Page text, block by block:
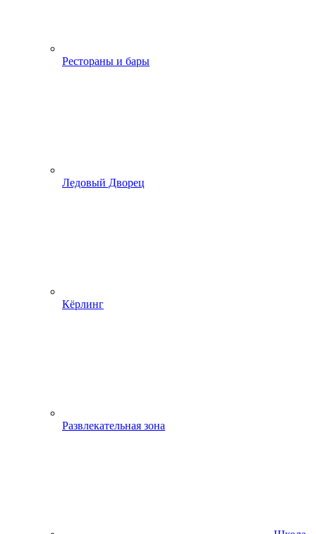
Рестораны и бары
Ледовый Дворец
Кёрлинг
Развлекательная зона